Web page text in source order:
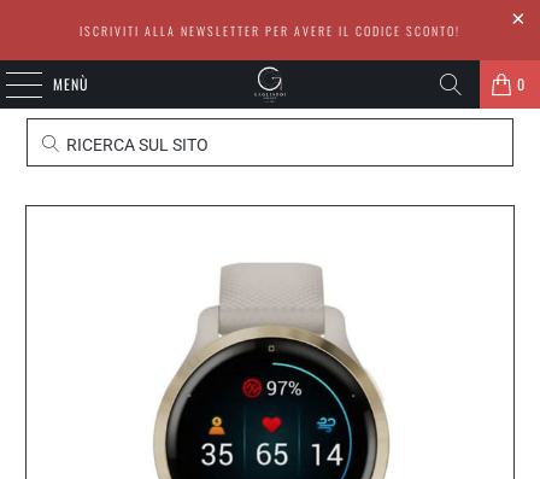
ISCRIVITI ALLA NEWSLETTER PER AVERE IL CODICE SCONTO!
MENÙ 0
RICERCA SUL SITO